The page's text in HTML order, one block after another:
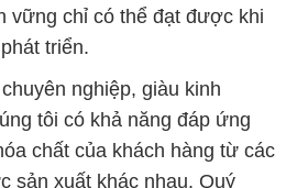
vững chỉ có thể đạt được khi
triển.
nghiệp, giàu kinh
tôi có khả năng đáp ứng
chất của khách hàng từ các
sản xuất khác nhau. Quý